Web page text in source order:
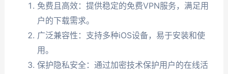
免费且高效：提供稳定的免费VPN服务，满足用
户的下载需求。
广泛兼容性：支持多种iOS设备，易于安装和使
用。
保护隐私安全：通过加密技术保护用户的在线活